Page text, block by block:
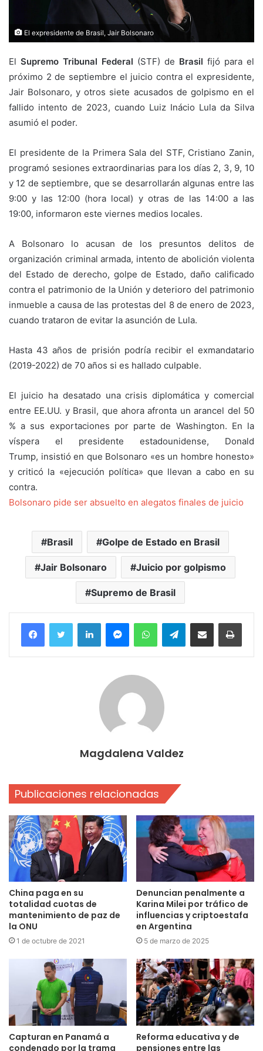
El expresidente de Brasil, Jair Bolsonaro
El Supremo Tribunal Federal (STF) de Brasil fijó para el
próximo 2 de septiembre el juicio contra el expresidente,
Jair Bolsonaro, y otros siete acusados de golpismo en el
fallido intento de 2023, cuando Luiz Inácio Lula da Silva
asumió el poder.
El presidente de la Primera Sala del STF, Cristiano Zanin,
programó sesiones extraordinarias para los días 2, 3, 9, 10
y 12 de septiembre, que se desarrollarán algunas entre las
9:00 y las 12:00 (hora local) y otras de las 14:00 a las
19:00, informaron este viernes medios locales.
A Bolsonaro lo acusan de los presuntos delitos de
organización criminal armada, intento de abolición violenta
del Estado de derecho, golpe de Estado, daño calificado
contra el patrimonio de la Unión y deterioro del patrimonio
inmueble a causa de las protestas del 8 de enero de 2023,
cuando trataron de evitar la asunción de Lula.
Hasta 43 años de prisión podría recibir el exmandatario
(2019-2022) de 70 años si es hallado culpable.
El juicio ha desatado una crisis diplomática y comercial
entre EE.UU. y Brasil, que ahora afronta un arancel del 50
% a sus exportaciones por parte de Washington. En la
víspera el presidente estadounidense, Donald
Trump, insistió en que Bolsonaro «es un hombre honesto»
y criticó la «ejecución política» que llevan a cabo en su
contra.
Bolsonaro pide ser absuelto en alegatos finales de juicio
Brasil Golpe de Estado en Brasil
Jair Bolsonaro Juicio por golpismo
Supremo de Brasil
FacebookTwitter LinkedInMessengerWhatsAppTelegramCompartir por correo electrónico
Magdalena Valdez
Publicaciones relacionadas
China paga en su
totalidad cuotas de
mantenimiento de paz de
la ONU
1 de octubre de 2021
Denuncian penalmente a
Karina Milei por tráfico de
influencias y criptoestafa
en Argentina
5 de marzo de 2025
Capturan en Panamá a
condenado por la trama
Reforma educativa y de
pensiones entre las